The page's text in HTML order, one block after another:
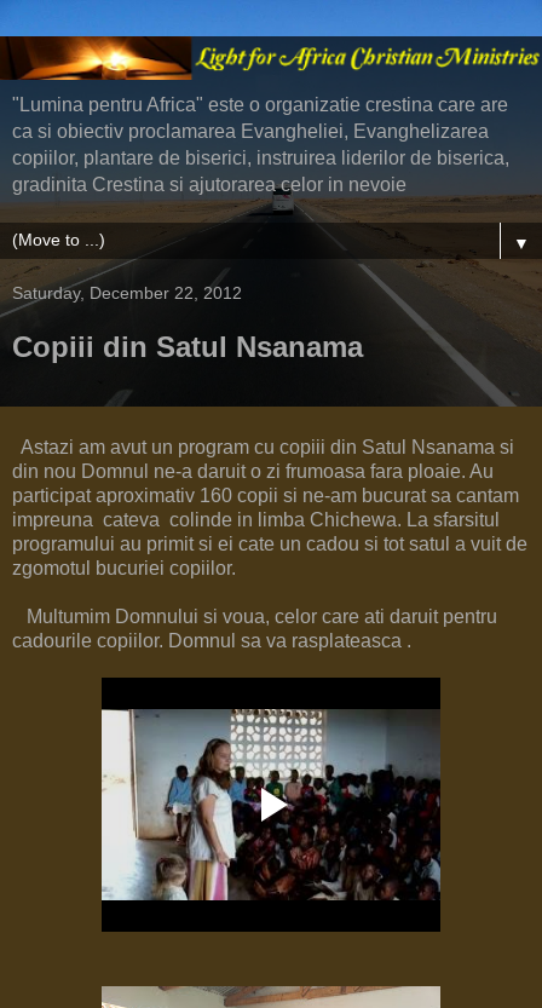
"Lumina pentru Africa" este o organizatie crestina care are
ca si obiectiv proclamarea Evangheliei, Evanghelizarea
copiilor, plantare de biserici, instruirea liderilor de biserica,
gradinita Crestina si ajutorarea celor in nevoie
▼
Saturday, December 22, 2012
Copiii din Satul Nsanama
Astazi am avut un program cu copiii din Satul Nsanama si
din nou Domnul ne-a daruit o zi frumoasa fara ploaie. Au
participat aproximativ 160 copii si ne-am bucurat sa cantam
impreuna cateva colinde in limba Chichewa. La sfarsitul
programului au primit si ei cate un cadou si tot satul a vuit de
zgomotul bucuriei copiilor.
Multumim Domnului si voua, celor care ati daruit pentru
cadourile copiilor. Domnul sa va rasplateasca .